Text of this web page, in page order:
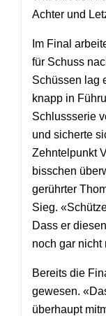
Achter und
Im Final
für Schuss
Schüssen lag
knapp in
Schlussserie
und sicherte
Zehntelpunkt
bisschen
gerührter
Sieg.
Dass er
noch gar nicht
Bereits die
gewesen.
überhaupt